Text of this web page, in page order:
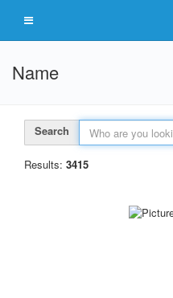
Name
Search
Results: 3415